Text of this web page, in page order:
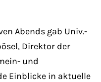
Abends gab Univ.-
Direktor der
und
Einblicke in aktuelle